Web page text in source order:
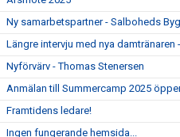
Ny samarbetspartner - Salboheds
Längre intervju med nya damtränaren
Nyförvärv - Thomas Stenersen
Anmälan till Summercamp 2025
Framtidens ledare!
Ingen fungerande hemsida...